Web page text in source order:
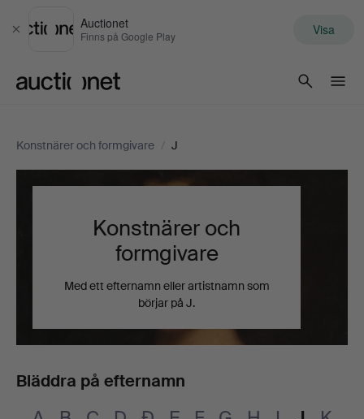
Stäng
Auctionet
Finns på Google Play Visa
Konstnärer och formgivare / J
Konstnärer och
formgivare
Med ett efternamn eller artistnamn som
börjar på J.
Bläddra på efternamn